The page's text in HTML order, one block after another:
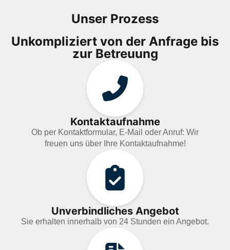
Unser Prozess
Unkompliziert von der Anfrage bis
zur Betreuung
Kontaktaufnahme
Ob per Kontaktformular, E-Mail oder Anruf: Wir
freuen uns über Ihre Kontaktaufnahme!
Unverbindliches Angebot
Sie erhalten innerhalb von 24 Stunden ein Angebot.